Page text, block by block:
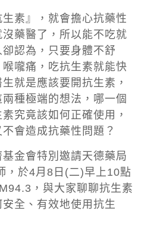
素』，就會擔心抗藥性
藥醫了，所以能不吃就
認為，只要身體不舒
嚨痛，吃抗生素就能快
就是應該要開抗生素，
種極端的想法，哪一個
究竟該如何正確使用，
會造成抗藥性問題？
金會特別邀請天德藥局
，於4月8日(二)早上10點
，與大家聊聊抗生素
全、有效地使用抗生